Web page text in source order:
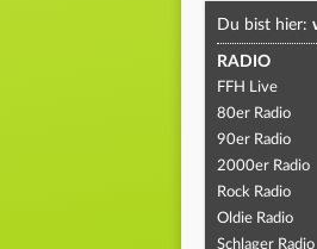
Du bist hier:
RADIO
FFH Live
80er Radio
90er Radio
2000er Radio
Rock Radio
Oldie Radio
Schlager Radio